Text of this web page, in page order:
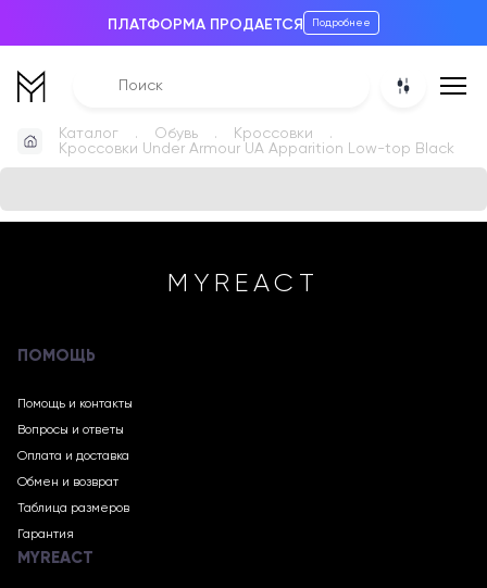
ПЛАТФОРМА ПРОДАЕТСЯ Подробнее
Каталог Обувь
Кроссовки
Кроссовки Under Armour UA Apparition Low-top Black
MYREACT
ПОМОЩЬ
Помощь и контакты
Вопросы и ответы
Оплата и доставка
Обмен и возврат
Таблица размеров
Гарантия
MYREACT